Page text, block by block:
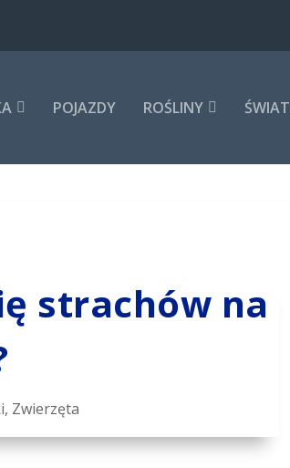
POJAZDY ROŚLINY ŚWIAT
strachów na
, Zwierzęta